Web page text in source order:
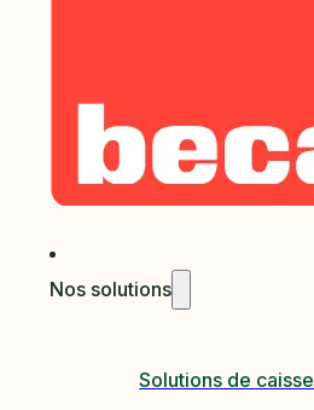
Nos solutions
Solutions de caisse